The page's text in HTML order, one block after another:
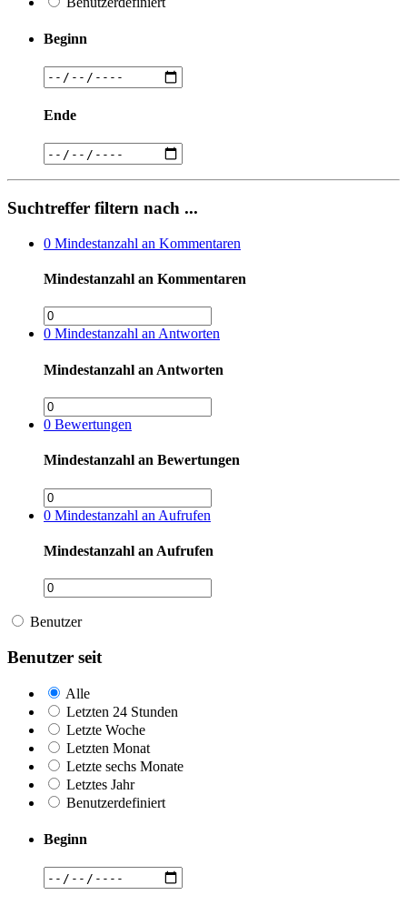
Beginn
Ende
Suchtreffer filtern nach ...
0 Mindestanzahl an Kommentaren
Mindestanzahl an Kommentaren
0 Mindestanzahl an Antworten
Mindestanzahl an Antworten
0 Bewertungen
Mindestanzahl an Bewertungen
0 Mindestanzahl an Aufrufen
Mindestanzahl an Aufrufen
Benutzer
Benutzer seit
Alle
Letzten 24 Stunden
Letzte Woche
Letzten Monat
Letzte sechs Monate
Letztes Jahr
Benutzerdefiniert
Beginn